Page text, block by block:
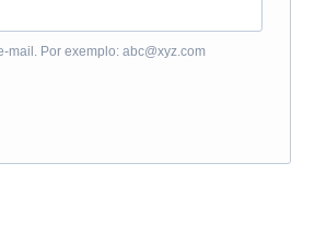
mail. Por exemplo: abc@xyz.com